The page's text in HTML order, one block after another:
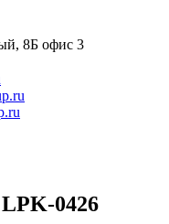
8Б офис 3
0426